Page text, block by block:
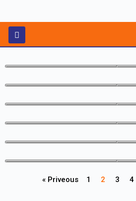
« Priveous 1 2 3 4